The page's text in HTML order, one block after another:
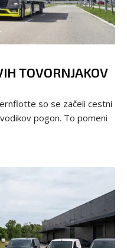
TOVORNJAKOV
so se začeli cestni
pogon. To pomeni